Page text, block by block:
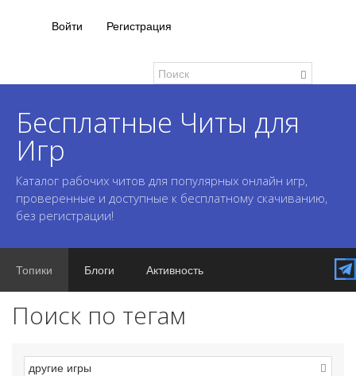
Войти Регистрация
Бесплатные Читы для
Игр
Каталог рабочих читов для популярных онлайн игр,
проверенные и доступные к бесплатному скачиванию,
без регистрации!
Топики Блоги Активность
Поиск по тегам